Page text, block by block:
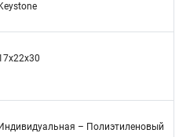
Keystone
Индивидуальная – Полиэтиленовый